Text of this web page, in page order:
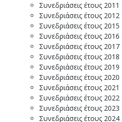
Συνεδριάσεις έτους 2011
Συνεδριάσεις έτους 2012
Συνεδριάσεις έτους 2015
Συνεδριάσεις έτους 2016
Συνεδριάσεις έτους 2017
Συνεδριάσεις έτους 2018
Συνεδριάσεις έτους 2019
Συνεδριάσεις έτους 2020
Συνεδριάσεις έτους 2021
Συνεδριάσεις έτους 2022
Συνεδριάσεις έτους 2023
Συνεδριάσεις έτους 2024